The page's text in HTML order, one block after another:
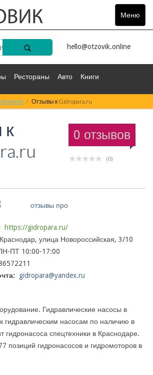
Меню
Toggle
hello@otzovik.online
Рестораны Авто Книги
Деньги Путешествия
Отзывы к Gidropara.ru
0 отзывов
(0)
https://gidropara.ru/
улица Новороссийская, 3/10
ПТ 10:00-17:00
gidropara@yandex.ru
Гидравлические насосы в
гидравлическим насосам по наличию в
гидронасоса спецтехники в Краснодаре.
позиций гидронасосов и гидромоторов в